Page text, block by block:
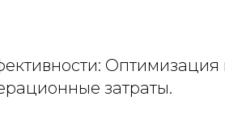
Оптимизация
затраты.